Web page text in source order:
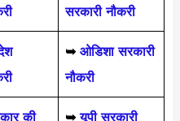
सरकारी नौकरी
➥ ओडिशा सरकारी
नौकरी
की
➥ यूपी सरकारी